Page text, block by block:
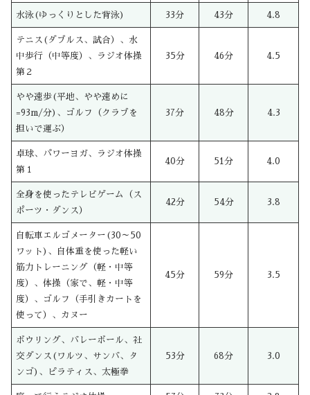
水泳(ゆっくりとした背泳) 33分 43分 4.8
テニス(ダブルス、試合）、水
中歩行（中等度）、ラジオ体操
第２
35分 46分 4.5
やや速歩(平地、やや速めに
=93m/分)、ゴルフ（クラブを
担いで運ぶ）
37分 48分 4.3
卓球、パワーヨガ、ラジオ体操
第１
40分 51分 4.0
全身を使ったテレビゲーム（ス
ポーツ・ダンス）
42分 54分 3.8
自転車エルゴメーター(30～50
ワット)、自体重を使った軽い
筋力トレーニング（軽・中等
度）、体操（家で、軽・中等
度）、ゴルフ（手引きカートを
使って）、カヌー
45分 59分 3.5
ボウリング、バレーボール、社
交ダンス(ワルツ、サンバ、タ
ンゴ)、ピラティス、太極拳
53分 68分 3.0